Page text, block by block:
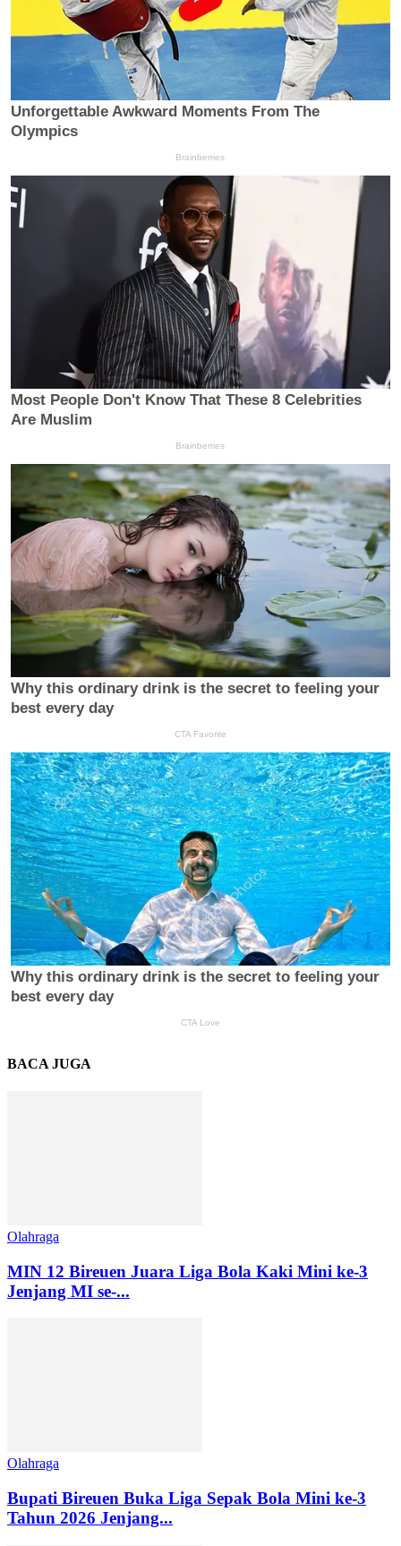
BACA JUGA
Olahraga
MIN 12 Bireuen Juara Liga Bola Kaki Mini ke-3
Jenjang MI se-...
Olahraga
Bupati Bireuen Buka Liga Sepak Bola Mini ke-3
Tahun 2026 Jenjang...